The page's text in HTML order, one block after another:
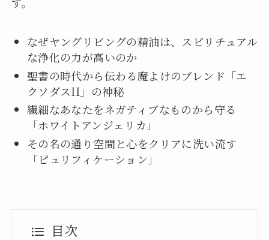
なぜヤングリビングの精油は、スピリチュアル
な浄化の力が高いのか
聖書の時代から伝わる魔よけのブレンド「エ
クソダスII」の神秘
繊細なあなたをネガティブなものから守る
「ホワイトアンジェリカ」
その名の通り空間と心をクリアに洗い流す
「ピュリフィケーション」
目次